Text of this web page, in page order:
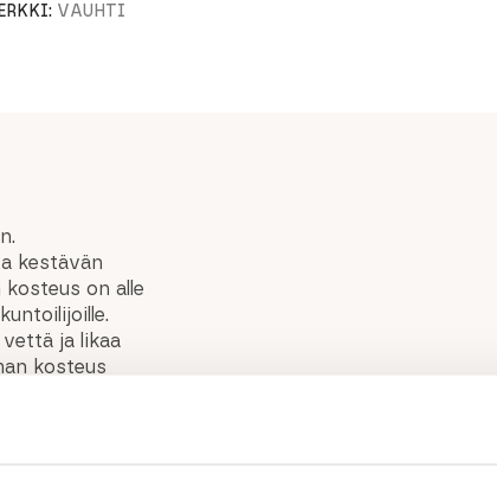
VAUHTI
kestävän
kosteus on alle
ja likaa
kosteus
vastaa